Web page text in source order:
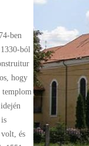
ben
ból
hogy
templom
és